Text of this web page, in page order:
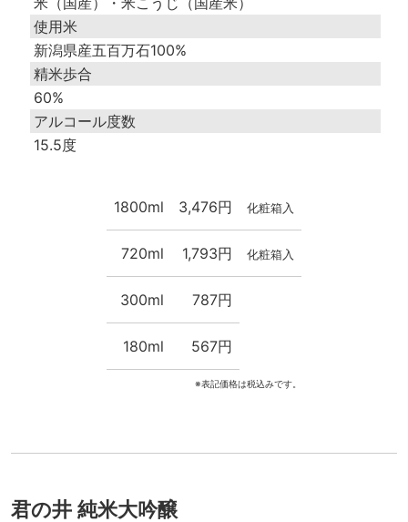
使用米
新潟県産五百万石100%
精米歩合
60%
アルコール度数
15.5度
1800ml 3,476円 化粧箱入
720ml 1,793円 化粧箱入
300ml 787円
180ml 567円
※表記価格は税込みです。
君の井 純米大吟醸